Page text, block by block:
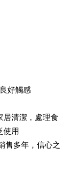
好觸感
居清潔，處理食
使用
售多年，信心之